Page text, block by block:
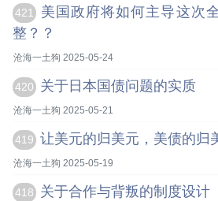
421
美国政府将如何主导这次
整？？
沧海一土狗 2025-05-24
420 关于日本国债问题的实质
沧海一土狗 2025-05-21
419 让美元的归美元，美债的归
沧海一土狗 2025-05-19
418 关于合作与背叛的制度设计